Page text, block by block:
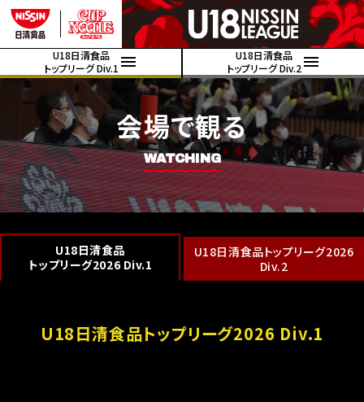
U18日清食品
トップリーグ Div.1
U18日清食品
トップリーグ Div.2
会場で観る
WATCHING
U18日清食品
トップリーグ2026 Div.1
U18日清食品トップリーグ2026
Div.2
U18日清食品トップリーグ2026 Div.1